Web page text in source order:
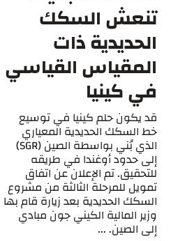
تنعش السكك
الحديدية ذات
المقياس القياسي
في كينيا
قد يكون حلم كينيا في توسيع
خط السكك الحديدية المعياري
الذي بُني بواسطة الصين (SGR)
إلى حدود أوغندا في طريقه
للتحقيق. تم الإعلان عن اتفاق
تمويل للمرحلة الثالثة من مشروع
السكك الحديدية بعد زيارة قام بها
وزير المالية الكيني جون مبادي
إلى الصين. ...